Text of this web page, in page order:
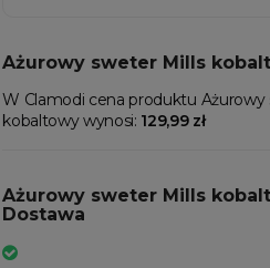
Ażurowy sweter Mills
W Clamodi cena produktu Ażurowy
kobaltowy wynosi: 129,99 zł
Ażurowy sweter Mills
Dostawa